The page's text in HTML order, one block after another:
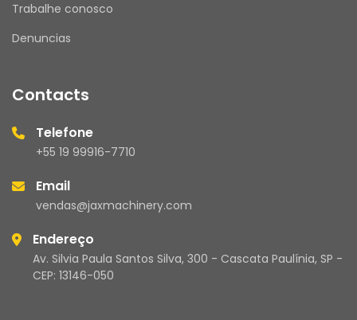
Trabalhe conosco
Denuncias
Contacts
Telefone
+55 19 99916-7710
Email
vendas@jaxmachinery.com
Endereço
Av. Silvia Paula Santos Silva, 300 - Cascata Paulínia, SP -
CEP: 13146-050